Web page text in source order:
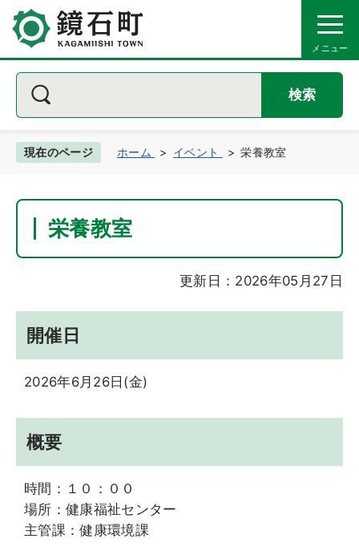
検索
現在のページ ホーム イベント 栄養教室
栄養教室
更新日：2026年05月27日
開催日
2026年6月26日(金)
概要
時間：１０：００
場所：健康福祉センター
主管課：健康環境課